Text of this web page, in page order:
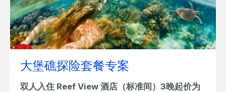
大堡礁探险套餐专案
双人入住 Reef View 酒店（标准间）3晚起价为